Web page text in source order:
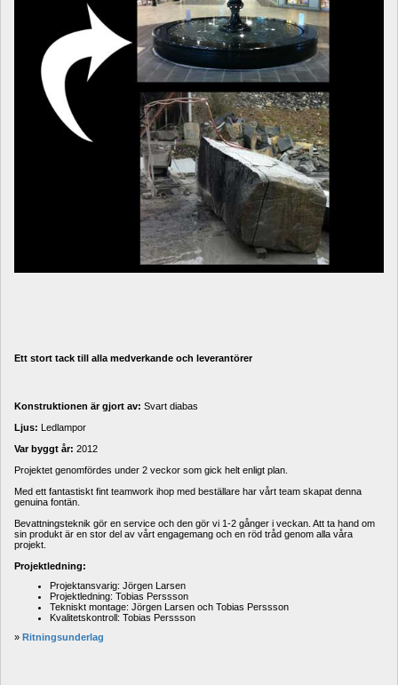
Ett stort tack till alla medverkande och leverantörer
Konstruktionen är gjort av: Svart diabas
Ljus: Ledlampor
Var byggt år: 2012
Projektet genomfördes under 2 veckor som gick helt enligt plan.
Med ett fantastiskt fint teamwork ihop med beställare har vårt team skapat denna
genuina fontän.
Bevattningsteknik gör en service och den gör vi 1-2 gånger i veckan. Att ta hand om
sin produkt är en stor del av vårt engagemang och en röd tråd genom alla våra
projekt.
Projektledning:
Projektansvarig: Jörgen Larsen
Projektledning: Tobias Perssson
Tekniskt montage: Jörgen Larsen och Tobias Perssson
Kvalitetskontroll: Tobias Perssson
» Ritningsunderlag